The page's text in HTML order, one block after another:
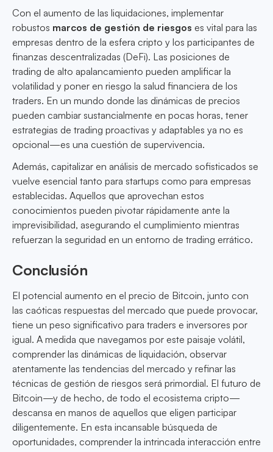
Con el aumento de las liquidaciones, implementar
robustos marcos de gestión de riesgos es vital para las
empresas dentro de la esfera cripto y los participantes de
finanzas descentralizadas (DeFi). Las posiciones de
trading de alto apalancamiento pueden amplificar la
volatilidad y poner en riesgo la salud financiera de los
traders. En un mundo donde las dinámicas de precios
pueden cambiar sustancialmente en pocas horas, tener
estrategias de trading proactivas y adaptables ya no es
opcional—es una cuestión de supervivencia.
Además, capitalizar en análisis de mercado sofisticados se
vuelve esencial tanto para startups como para empresas
establecidas. Aquellos que aprovechan estos
conocimientos pueden pivotar rápidamente ante la
imprevisibilidad, asegurando el cumplimiento mientras
refuerzan la seguridad en un entorno de trading errático.
Conclusión
El potencial aumento en el precio de Bitcoin, junto con
las caóticas respuestas del mercado que puede provocar,
tiene un peso significativo para traders e inversores por
igual. A medida que navegamos por este paisaje volátil,
comprender las dinámicas de liquidación, observar
atentamente las tendencias del mercado y refinar las
técnicas de gestión de riesgos será primordial. El futuro de
Bitcoin—y de hecho, de todo el ecosistema cripto—
descansa en manos de aquellos que eligen participar
diligentemente. En esta incansable búsqueda de
oportunidades, comprender la intrincada interacción entre